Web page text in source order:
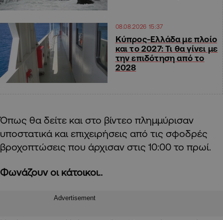
08.08.2026 15:37
Κύπρος-Ελλάδα με πλοίο
και το 2027: Τι θα γίνει με
την επιδότηση από το
2028
Όπως θα δείτε και στο βίντεο πλημμύρισαν
υποστατικά και επιχειρήσεις από τις σφοδρές
βροχοπτώσεις που άρχισαν στις 10:00 το πρωί.
Φωνάζουν οι κάτοικοι..
Advertisement